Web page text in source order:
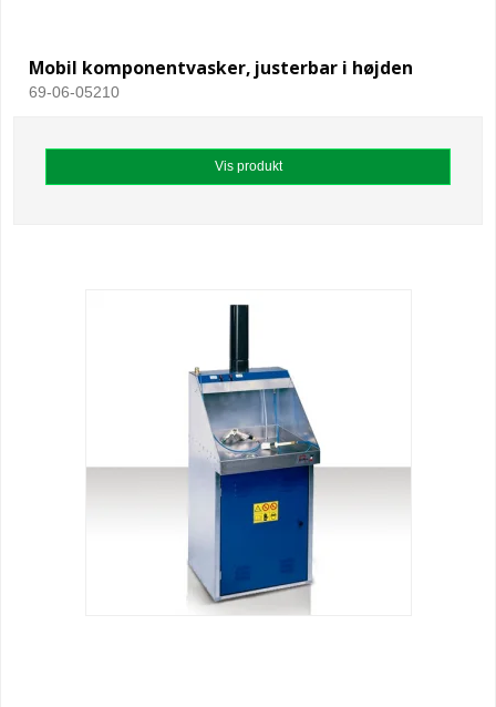
Mobil komponentvasker, justerbar i højden
69-06-05210
Vis produkt